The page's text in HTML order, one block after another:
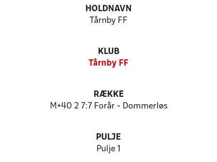
HOLDNAVN
Tårnby FF
KLUB
Tårnby FF
RÆKKE
M+40 2 7:7 Forår - Dommerløs
PULJE
Pulje 1